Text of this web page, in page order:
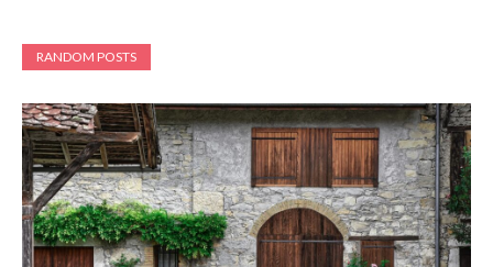
RANDOM POSTS